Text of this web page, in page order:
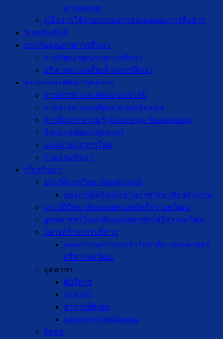
สารสนเทศ
คู่มือการใช้งานระบบสารสนเทศและการสื่อสาร
วิเทศสัมพันธ์
ประกันคุณภาพการศึกษา
การพัฒนาคุณภาพการศึกษา
บริหารความเสี่ยงด้านการศึกษา
สรรหาและพัฒนาบุคลากร
การสรรหาและพัฒนาอาจารย์
การสรรหาและพัฒนาสายสนับสนุน
การจัดการความรู้ (Knowledge Management)
กิจกรรมพัฒนาบุคลากร
แนะนำบุคลากรใหม่
ร่วมงานกับเรา
เกี่ยวกับเรา
ประวัติราชวิทยาลัยจุฬาภรณ์
พระกรณียกิจประธานราชวิทยาลัยจุฬาภรณ์
ประวัติวิทยาลัยแพทยศาสตร์ศรีสวางควัฒน
ยุทธศาสตร์วิทยาลัยแพทยศาสตร์ศรีสวางควัฒน
โครงสร้างการบริหาร
คณะกรรมการประจำวิทยาลัยแพทยศาสตร์
ศรีสวางควัฒน
บุคลากร
ผู้บริหาร
อาจารย์
อาจารย์พิเศษ
บุคลากรสายสนับสนุน
ติดต่อ